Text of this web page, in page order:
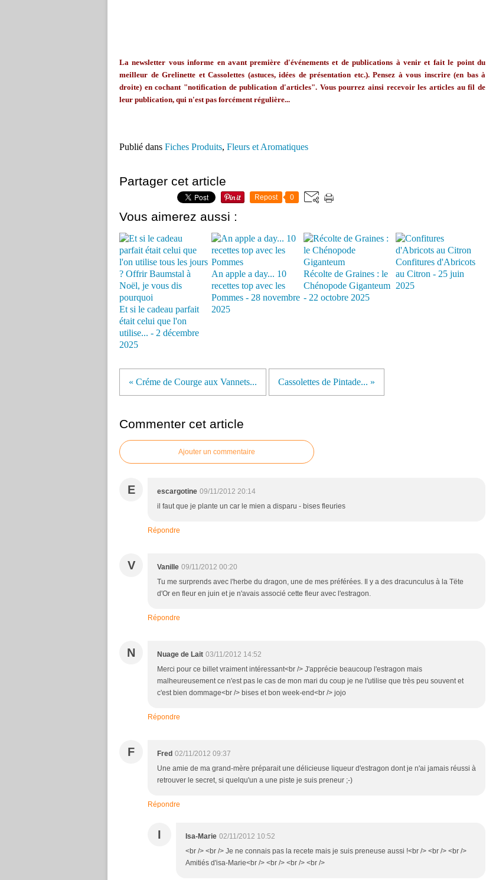
Lanewsletter vous informe en avant première d'événements et de publications à venir et fait le point du
meilleur de Grelinette et Cassolettes (astuces, idées de présentation etc.). Pensez à vous inscrire (en bas à
droite) en cochant "notification de publication d'articles". Vous pourrez ainsi recevoir les articles au fil de
leur publication, qui n'est pas forcément régulière...
Publié dans Fiches Produits, Fleurs et Aromatiques
Partager cet article
Repost 0
Vous aimerez aussi :
Et si le cadeau parfait
était celui que l'on
utilise... - 2 décembre
2025
An apple a day... 10
recettes top avec les
Pommes - 28 novembre
2025
Récolte de Graines : le
Chénopode Giganteum
- 22 octobre 2025
Confitures d'Abricots
au Citron - 25 juin
2025
« Créme de Courge aux Vannets... Cassolettes de Pintade... »
Commenter cet article
Ajouter un commentaire
E escargotine 09/11/2012 20:14
il faut que je plante un car le mien a disparu - bises fleuries
Répondre
V Vanille 09/11/2012 00:20
Tu me surprends avec l'herbe du dragon, une de mes préférées. Il y a des dracunculus à la Tëte
d'Or en fleur en juin et je n'avais associé cette fleur avec l'estragon.
Répondre
N Nuage de Lait 03/11/2012 14:52
Merci pour ce billet vraiment intéressant<br /> J'apprécie beaucoup l'estragon mais
malheureusement ce n'est pas le cas de mon mari du coup je ne l'utilise que très peu souvent et
c'est bien dommage<br /> bises et bon week-end<br /> jojo
Répondre
F Fred 02/11/2012 09:37
Une amie de ma grand-mère préparait une délicieuse liqueur d'estragon dont je n'ai jamais réussi à
retrouver le secret, si quelqu'un a une piste je suis preneur ;-)
Répondre
I Isa-Marie 02/11/2012 10:52
<br /> <br /> Je ne connais pas la recete mais je suis preneuse aussi !<br /> <br /> <br />
Amitiés d'isa-Marie<br /> <br /> <br /> <br />